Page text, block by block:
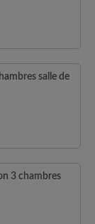
salle de
3 chambres